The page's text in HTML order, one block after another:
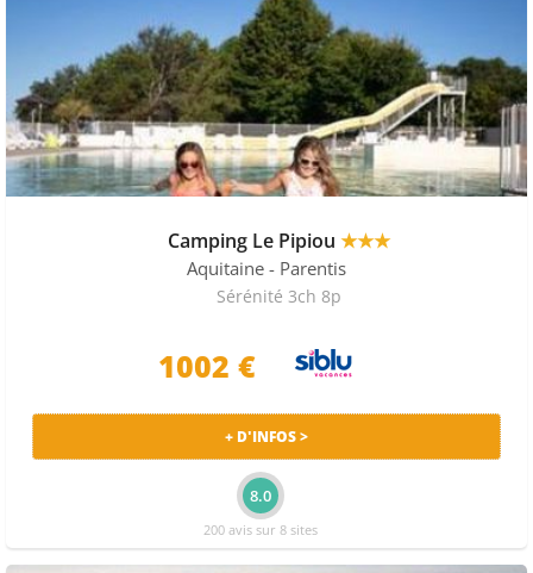
Camping Le Pipiou ★★★
Aquitaine - Parentis
Sérénité 3ch 8p
1002 €
+ D'INFOS >
8.0
200 avis sur 8 sites